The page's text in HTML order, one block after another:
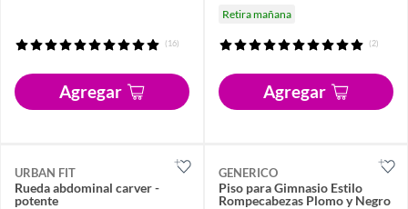
(16)
Agregar
Retira mañana
(2)
Agregar
URBAN FIT
Rueda abdominal carver -
potente
GENERICO
Piso para Gimnasio Estilo
Rompecabezas Plomo y Negro